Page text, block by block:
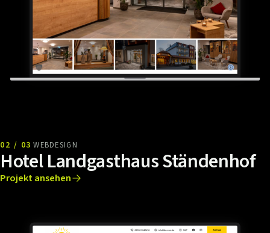
02 / 03 WEBDESIGN
Hotel Landgasthaus Ständenhof
Projekt ansehen